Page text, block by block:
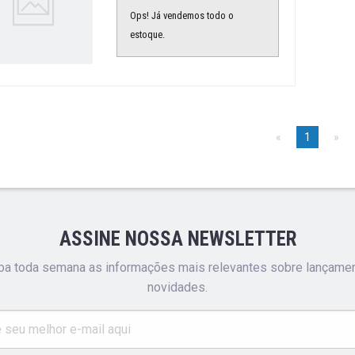
Ops! Já vendemos todo o
estoque.
1
ASSINE NOSSA NEWSLETTER
toda semana as informações mais relevantes sobre
novidades.